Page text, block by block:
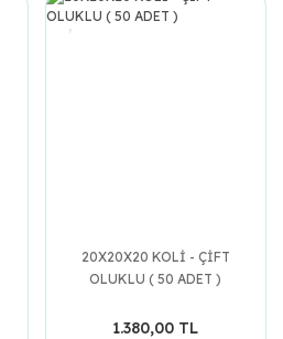
20X20X20 KOLİ - ÇİFT
OLUKLU ( 50 ADET )
1.380,00 TL